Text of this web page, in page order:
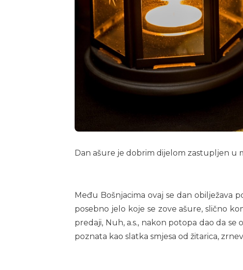
Dan ašure je dobrim dijelom zastupljen u
Među Bošnjacima ovaj se dan obilježava
posebno jelo koje se zove ašure, slično
predaji, Nuh, a.s., nakon potopa dao da
poznata kao slatka smjesa od žitarica,